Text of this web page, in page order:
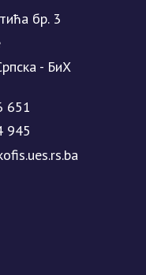
бр. 3
- БиХ
651
945